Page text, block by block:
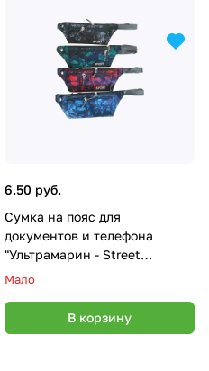
6.50 руб.
Сумка на пояс для
документов и телефона
"Ультрамарин - Street
sports",микс 4 цвета,
Мало
В корзину